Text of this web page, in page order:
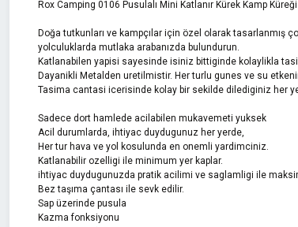
Rox Camping 0106 Pusulalı Mini Katlanır Kürek Kamp
Doğa tutkunları ve kampçılar için özel olarak tasarlanmış
yolculuklarda mutlaka arabanızda bulundurun.
Katlanabilen yapisi sayesinde isiniz bittiginde kolaylikla
Dayanikli Metalden uretilmistir. Her turlu gunes ve su
Tasima cantasi icerisinde kolay bir sekilde dilediginiz her
Sadece dort hamlede acilabilen mukavemeti yuksek
Acil durumlarda, ihtiyac duydugunuz her yerde,
Her tur hava ve yol kosulunda en onemli yardimciniz.
Katlanabilir ozelligi ile minimum yer kaplar.
ihtiyac duydugunuzda pratik acilimi ve saglamligi ile
Bez taşıma çantası ile sevk edilir.
Sap üzerinde pusula
Kazma fonksiyonu